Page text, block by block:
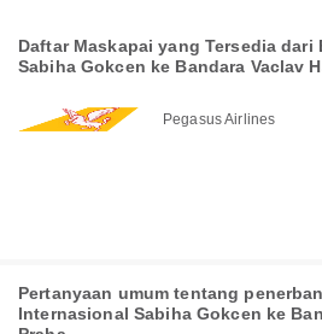
Daftar Maskapai yang Tersedia
Sabiha Gokcen ke Bandara Vaclav
Pegasus Airlines
Pertanyaan umum tentang
Internasional Sabiha Gokcen ke